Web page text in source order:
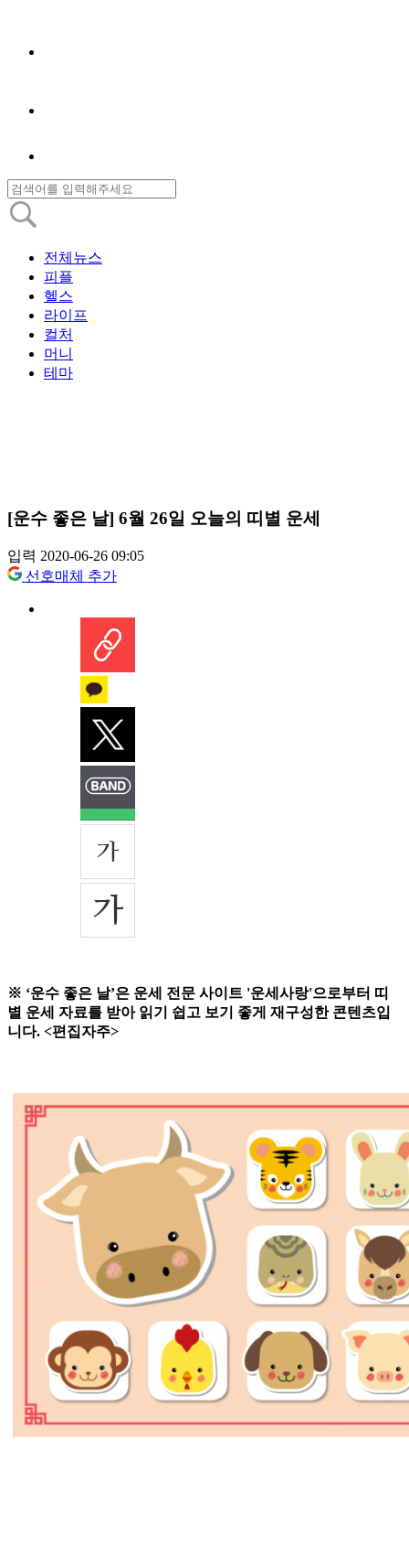
전체뉴스
피플
헬스
라이프
컬처
머니
테마
[운수 좋은 날] 6월 26일 오늘의 띠별 운세
입력 2020-06-26 09:05
선호매체 추가
※ ‘운수 좋은 날’은 운세 전문 사이트 '운세사랑'으로부터 띠
별 운세 자료를 받아 읽기 쉽고 보기 좋게 재구성한 콘텐츠입
니다. <편집자주>